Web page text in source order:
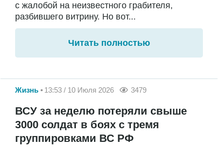
с жалобой на неизвестного грабителя,
разбившего витрину. Но вот...
Читать полностью
Жизнь 13:53 / 10 Июля 2026 3479
ВСУ за неделю потеряли свыше
3000 солдат в боях с тремя
группировками ВС РФ